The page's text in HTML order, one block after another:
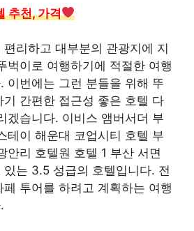
추천, 가격
리하고 대부분의 관광지에 지
벅이로 여행하기에 적절한 여행
이번에는 그런 분들을 위해 뚜
기 간편한 접근성 좋은 호텔 다
겠습니다. 이비스 앰버서더 부
테이 해운대 코업시티 호텔 부
안리 호텔원 호텔 1 부산 서면
있는 3.5 성급의 호텔입니다. 전
투어를 하려고 계획하는 여행